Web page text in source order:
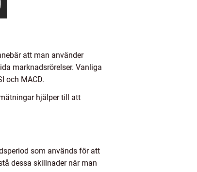
att man använder
marknadsrörelser. Vanliga
och MACD.
hjälper till att
som används för att
dessa skillnader när man